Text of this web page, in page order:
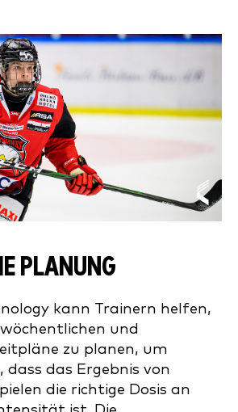
PLANUNG
kann Trainern helfen,
und
zu planen, um
dass das Ergebnis von
die richtige Dosis an